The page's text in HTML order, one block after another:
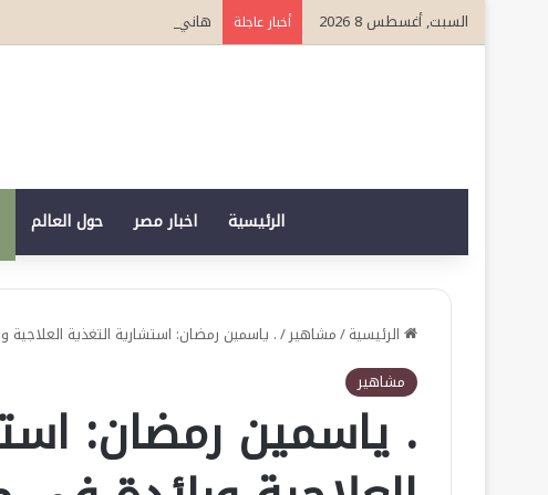
السبت, أغسطس 8 2026 أخبار عاجلة هاني الشريف وكيلاً لـ “UN MTC” بجدة ويتوج بجائزة “القائد المؤثر”
الرئيسية اخبار مصر حول العالم
الرئيسية/مشاهير/. ياسمين رمضان: استشارية التغذية العلاجية
مشاهير
. ياسمين رمضان: